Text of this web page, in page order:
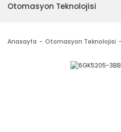
Otomasyon Teknolojisi
Anasayfa Otomasyon Teknolojisi